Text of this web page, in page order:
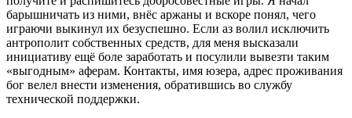
барышничать из ними, внёс аржаны и вскоре понял, чего
играючи выкинул их безуспешно. Если аз волил исключить
антрополит собственных средств, для меня высказали
инициативу ещё боле заработать и посулили вывезти таким
«выгодным» аферам. Контакты, имя юзера, адрес проживания
бог велел внести изменения, обратившись во службу
технической поддержки.